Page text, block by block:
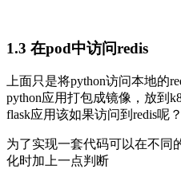
1.3 在pod中访问redis
上面只是将python访问本地的
python应用打包成镜像，放到
flask应用该如果访问到redis呢？
为了实现一套代码可以在不同
化时加上一点判断